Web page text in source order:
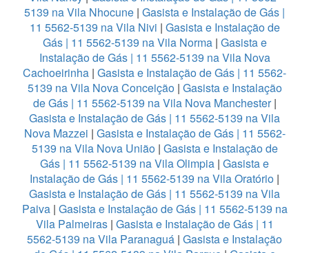
5139 na Vila Nhocune | Gasista e Instalação de Gás |
11 5562-5139 na Vila Nivi | Gasista e Instalação de
Gás | 11 5562-5139 na Vila Norma| Gasista e
Instalação de Gás | 11 5562-5139 na Vila Nova
Cachoeirinha | Gasista e Instalação de Gás | 11 5562-
5139 na Vila Nova Conceição| Gasista e Instalação
de Gás | 11 5562-5139 na Vila Nova Manchester|
Gasista e Instalação de Gás | 11 5562-5139 na Vila
Nova Mazzei | Gasista e Instalação de Gás | 11 5562-
5139 na Vila Nova União| Gasista e Instalação de
Gás | 11 5562-5139 na Vila Olimpia | Gasista e
Instalação de Gás | 11 5562-5139 na Vila Oratório |
Gasista e Instalação de Gás | 11 5562-5139 na Vila
Paiva| Gasista e Instalação de Gás | 11 5562-5139 na
Vila Palmeiras| Gasista e Instalação de Gás | 11
5562-5139 na Vila Paranaguá | Gasista e Instalação